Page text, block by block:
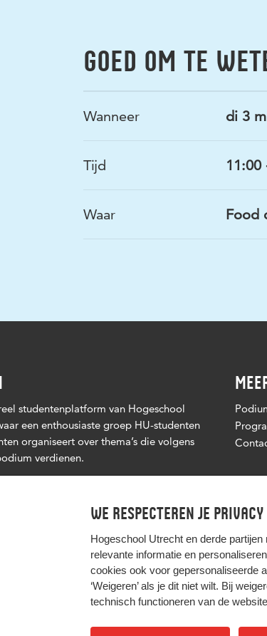
We respecteren je privacy
Hogeschool Utrecht en derde partijen
relevante informatie en
cookies ook voor gepersonaliseerde
‘Weigeren’ als je dit niet wilt. Bij
technisch functioneren van de
GOED OM TE
Wanneer di 3
Tijd 11:00
Waar Food
studentenplatform van Hogeschool
een enthousiaste groep HU-studenten
organiseert over thema’s die volgens
verdienen.